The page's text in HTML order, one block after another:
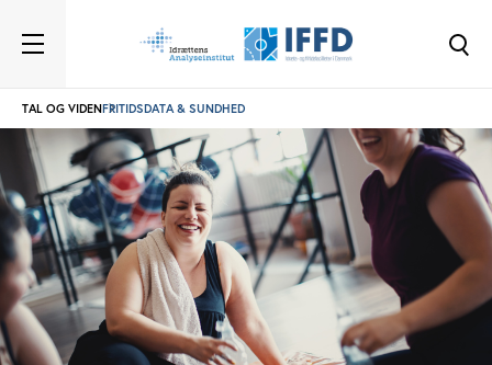
TAL OG VIDENFRITIDSDATA & SUNDHED